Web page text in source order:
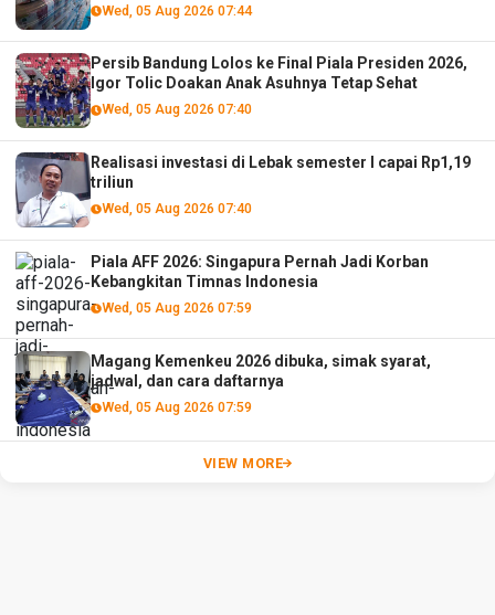
Wed, 05 Aug 2026 07:44
Persib Bandung Lolos ke Final Piala Presiden 2026,
Igor Tolic Doakan Anak Asuhnya Tetap Sehat
Wed, 05 Aug 2026 07:40
Realisasi investasi di Lebak semester I capai Rp1,19
triliun
Wed, 05 Aug 2026 07:40
Piala AFF 2026: Singapura Pernah Jadi Korban
Kebangkitan Timnas Indonesia
Wed, 05 Aug 2026 07:59
Magang Kemenkeu 2026 dibuka, simak syarat,
jadwal, dan cara daftarnya
Wed, 05 Aug 2026 07:59
VIEW MORE